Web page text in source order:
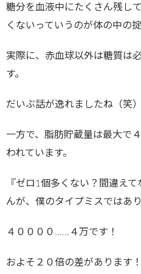
糖分を血液中にたくさん残し
くないっていうのが体の中の
実際に、赤血球以外は糖質は
す。
だいぶ話が逸れましたね（笑）
一方で、脂肪貯蔵量は最大で
われています。
『ゼロ1個多くない？間違え
んが、僕のタイプミスではあ
４００００……４万です！
およそ２０倍の差があります！